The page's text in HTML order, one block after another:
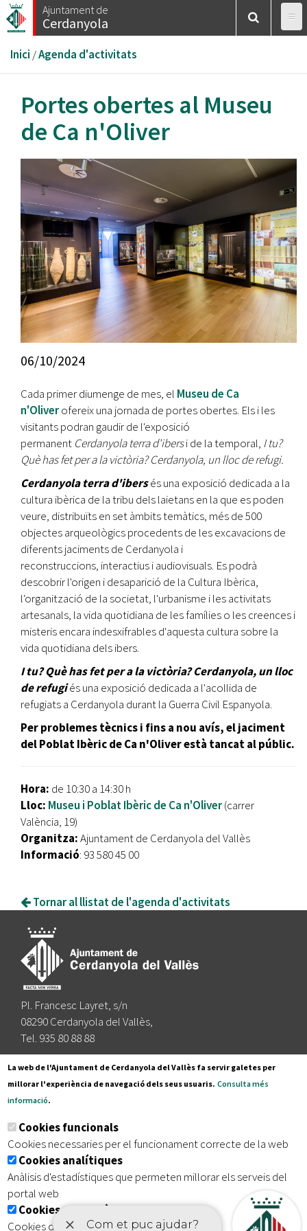
Vés
al
Ajuntament de
Cerdanyola
Esteu
aquí
Inici /Agenda d'activitats
Portes obertes al Museu
de Ca n'Oliver
06/10/2024
Cada primer diumenge de mes, el Museu de Ca
n'Oliverofereix una jornada de portes obertes. Els i les
visitants podran gaudir de l'exposició
permanent Cerdanyola terra d'ibersi de la temporal, I tu?
Què has fet per a la victòria? Cerdanyola, un lloc de refugi.
Cerdanyola terra d'ibersés una exposició dedicada a la
cultura ibèrica de la tribu dels laietans en la que es poden
veure, distribuïts en set àmbits temàtics, més de 500
objectes arqueològics procedents de les excavacions de
diferents jaciments de Cerdanyola i
reconstruccions, interactius i audiovisuals. Es podrà
descobrir l'origen i desaparició de la Cultura Ibèrica,
l'organització de la societat, l'urbanisme i les activitats
artesanals, la vida quotidiana de les famílies o les creences i
misteris encara indesxifrables d'aquesta cultura sobre la
vida quotidiana dels ibers.
I tu? Què has fet per a la victòria? Cerdanyola, un lloc
de refugiés una exposició dedicada a l'acollida de
refugiats a Cerdanyola durant la Guerra Civil Espanyola.
Per problemes tècnics i fins a nou avís, el jaciment
del Poblat Ibèric de Ca n'Oliver està tancat al públic.
Hora: de 10:30 a 14:30 h
Lloc: Museu i Poblat Ibèric de Ca n'Oliver(carrer
València, 19)
Organitza:Ajuntament de Cerdanyola del Vallès
Informació: 93 580 45 00
Tornar al llistat de l'agenda d'activitats
Pl. Francesc Layret, s/n
08290 Cerdanyola del Vallès,
Tel. 935 80 88 88
Segueix-nos a:
Subscriu-te al nostre butlletí
Inici | Avís legal | Protecció de dades
| Accessibilitat
La web de l'Ajuntament de Cerdanyola del Vallès fa servir galetes per
millorar l'experiència de navegació dels seus usuaris. Consulta més
informació.
Cookies funcionals
Cookies necessaries per el funcionament correcte de la web
Cookies analítiques
Anàlisis d'estadístiques que permeten millorar els serveis del
portal web
Cookies publicitàries
Cookies de tercers amb finalitat publicitària